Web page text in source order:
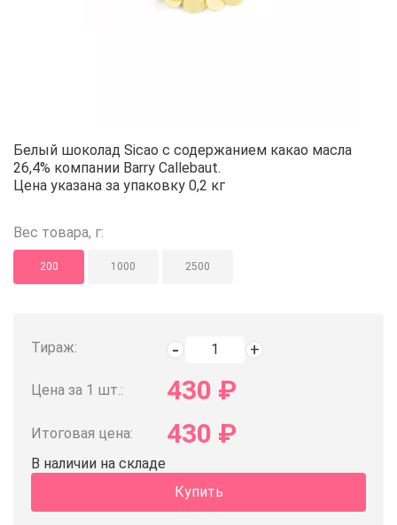
Шоколад белый Sicao R28 (0,2
Белый шоколад Sicao с содержанием какао масла
26,4% компании Barry Callebaut.
Цена указана за упаковку 0,2 кг
Вес товара, г:
200 1000 2500
Тираж:
Цена за 1 шт.: 430 ₽
Итоговая цена: 430 ₽
В наличии на складе
Купить